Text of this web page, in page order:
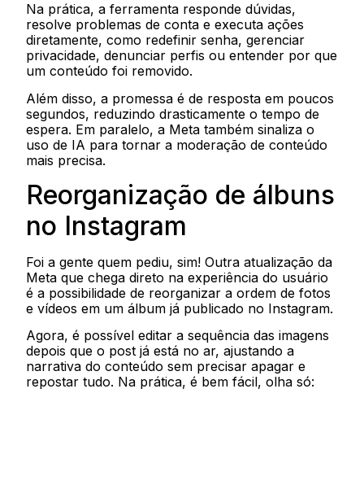
Na prática, a ferramenta responde dúvidas,
resolve problemas de conta e executa ações
diretamente, como redefinir senha, gerenciar
privacidade, denunciar perfis ou entender por que
um conteúdo foi removido.
Além disso, a promessa é de resposta em poucos
segundos, reduzindo drasticamente o tempo de
espera. Em paralelo, a Meta também sinaliza o
uso de IA para tornar a moderação de conteúdo
mais precisa.
Reorganização de álbuns
no Instagram
Foi a gente quem pediu, sim! Outra atualização da
Meta que chega direto na experiência do usuário
é a possibilidade de reorganizar a ordem de fotos
e vídeos em um álbum já publicado no Instagram.
Agora, é possível editar a sequência das imagens
depois que o post já está no ar, ajustando a
narrativa do conteúdo sem precisar apagar e
repostar tudo. Na prática, é bem fácil, olha só: